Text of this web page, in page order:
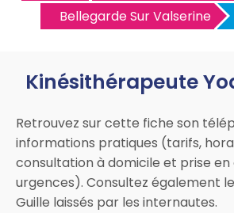
Bellegarde Sur Valserine
Kinésithérapeute
Retrouvez sur cette fiche son
informations pratiques (tarifs,
consultation à domicile et prise en
urgences). Consultez également
Guille laissés par les internautes.